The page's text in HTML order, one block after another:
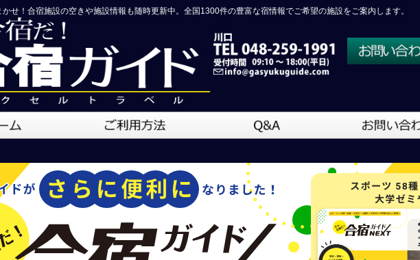
せ！合宿施設の空きや施設情報も随時更新中。全国1300件の豊富な宿情報でご希望の施設をご案内します。